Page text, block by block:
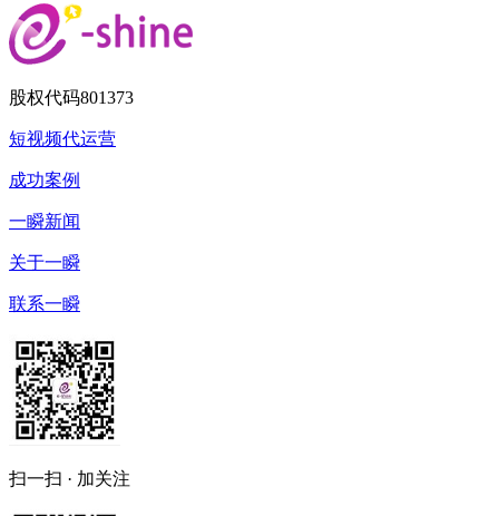
股权代码801373
短视频代运营
成功案例
一瞬新闻
关于一瞬
联系一瞬
扫一扫 · 加关注